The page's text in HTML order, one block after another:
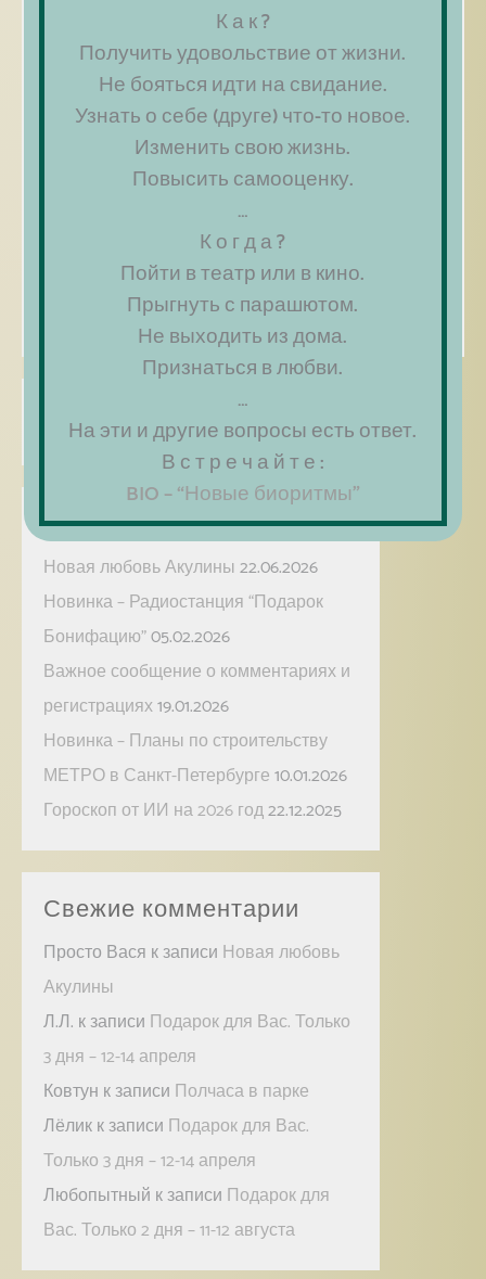
Сохранить моё имя, email и адрес сайта в
Свежие записи
Новая любовь Акулины22.06.2026
Новинка – Радиостанция “Подарок
Бонифацию”05.02.2026
Важное сообщение о комментариях и
регистрациях19.01.2026
Новинка – Планы по строительству
МЕТРО в Санкт-Петербурге10.01.2026
Гороскоп от ИИ на 2026 год22.12.2025
Свежие комментарии
Просто Вася к записи Новая любовь
Акулины
Л.Л. к записи Подарок для Вас. Только
3 дня – 12-14 апреля
Ковтун к записи Полчаса в парке
Лёликк записи Подарок для Вас.
Только 3 дня – 12-14 апреля
Любопытный к записи Подарок для
Вас. Только 2 дня – 11-12 августа
К а к ?
Получить удовольствие от жизни.
Не бояться идти на свидание.
Узнать о себе (друге) что-то новое.
Изменить свою жизнь.
Повысить самооценку.
…
К о г д а ?
Пойти в театр или в кино.
Прыгнуть с парашютом.
Не выходить из дома.
Признаться в любви.
…
На эти и другие вопросы есть ответ.
В с т р е ч а й т е :
BIO – “Новые биоритмы”